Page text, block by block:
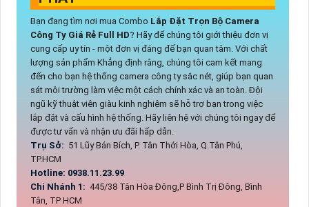
Bạn đang tìm nơi mua Combo Lắp Đặt Trọn Bộ Camera
Công Ty Giá Rẻ Full HD? Hãy để chúng tôi giới thiệu đơn vị
cung cấp uy tín - một đơn vị đáng để bạn quan tâm. Với chất
lượng sản phẩm Khẳng định rằng, chúng tôi cam kết mang
đến cho bạn hệ thống camera công ty sắc nét, giúp bạn quan
sát môi trường làm việc một cách chính xác và an toàn. Đội
ngũ kỹ thuật viên giàu kinh nghiệm sẽ hỗ trợ bạn trong việc
lắp đặt và cấu hình hệ thống. Hãy liên hệ với chúng tôi ngay để
được tư vấn và nhận ưu đãi hấp dẫn.
Trụ Sở: 51 Lũy Bán Bích, P. Tân Thới Hòa, Q.Tân Phú,
TP.HCM
Hotline: 0938.11.23.99
Chi Nhánh 1: 445/38 Tân Hòa Đông,P Bình Trị Đông, Bình
Tân, TP HCM